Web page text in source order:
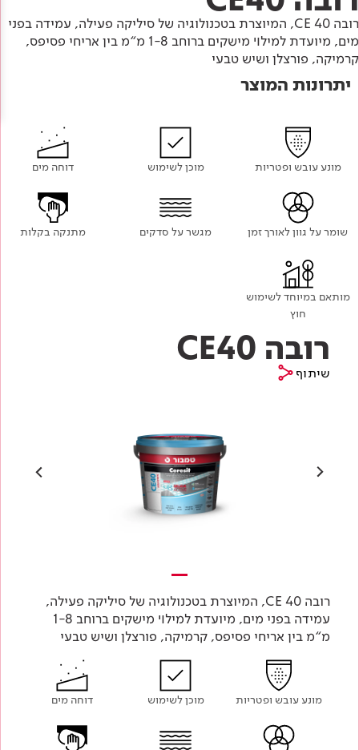
עץ
מתכת
רובה
RAL
לכל מוצרי צבע וציפויים
Academy
תוכן מקצועי
אודותינו
מדיניות סביבתית
מדיניות מערכת משולבת ו - ISO
צור קשר
רובה 40 CE, המיוצרת בטכנולוגיה של סיליקה פעילה, עמידה בפני
מים, מיועדת למילױ מישקים ברוחב 1-8 מ“מ בין אריחי פסיפס,
קרמיקה, פורצלן ושיש טבעי
יתרונות המוצר
מונע עובש ופטריות מוכן לשימוש דוחה מים
שומר על גוון לאורך זמן מגשר על סדקים מתנקה בקלות
מותאם במיוחד לשימוש
חוץ
רובה CE40
שיתוף
רובה 40 CE, המיוצרת בטכנולוגיה של סיליקה פעילה,
עמידה בפני מים, מיועדת למילױ מישקים ברוחב 1-8
מ“מ בין אריחי פסיפס, קרמיקה, פורצלן ושיש טבעי
מונע עובש ופטריות מוכן לשימוש דוחה מים